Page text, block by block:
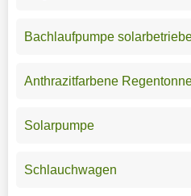
Bachlaufpumpe
Anthrazitfarbene
Solarpumpe
Schlauchwagen